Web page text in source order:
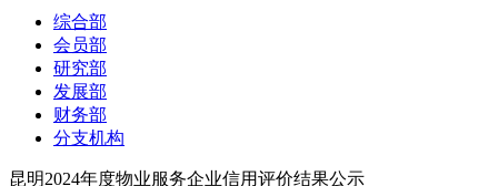
综合部
会员部
研究部
发展部
财务部
分支机构
昆明2024年度物业服务企业信用评价结果公示